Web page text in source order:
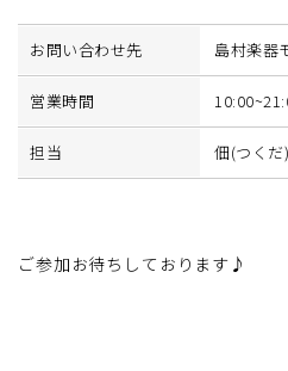
お問い合わせ先 島村楽器
営業時間
担当 佃(つくだ)
ご参加お待ちしております♪